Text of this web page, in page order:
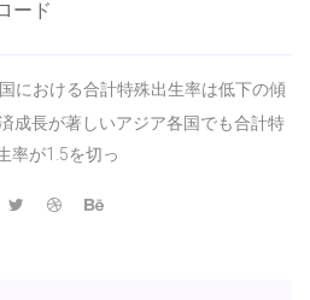
ード
における合計特殊出生率は低下の傾
成長が著しいアジア各国でも合計特
率が1.5を切っ